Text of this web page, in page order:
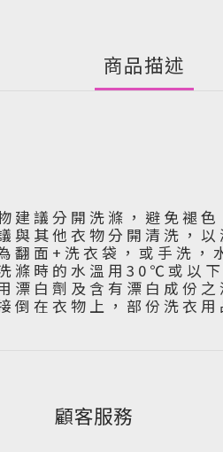
商品描述
建 議 分 開 洗 滌 ， 避 免 褪 色
與 其 他 衣 物 分 開 清 洗 ， 以
翻 面 + 洗 衣 袋 ， 或 手 洗 ，
滌 時 的 水 溫 用 3 0 ℃ 或 以
漂 白 劑 及 含 有 漂 白 成 份
倒 在 衣 物 上 ， 部 份 洗 衣
顧客服務